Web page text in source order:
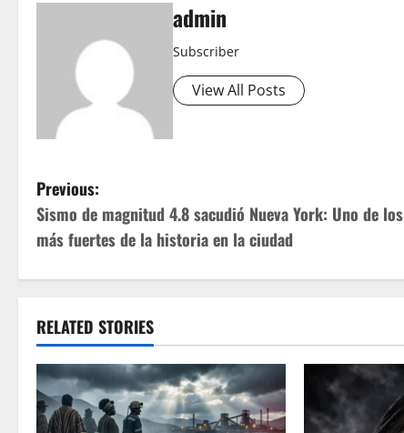
admin
Subscriber
View All Posts
P
o
s
n
a
v
Previous:
Sismo de magnitud 4.8 sacudió Nueva York: Uno de los
más fuertes de la historia en la ciudad
RELATED STORIES